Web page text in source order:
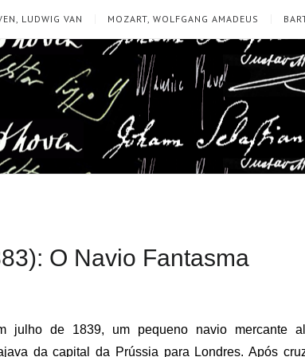
LUDWIG VAN MOZART, WOLFGANG AMADEUS
O Navio Fantasma
julho de 1839, um pequeno navio mercante
da capital da Prússia para Londres. Após